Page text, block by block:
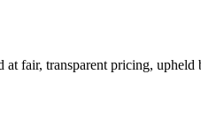
fair, transparent pricing,